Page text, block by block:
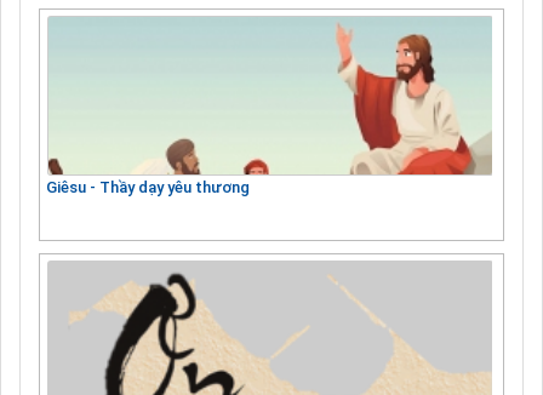
Giêsu - Thầy dạy yêu thương